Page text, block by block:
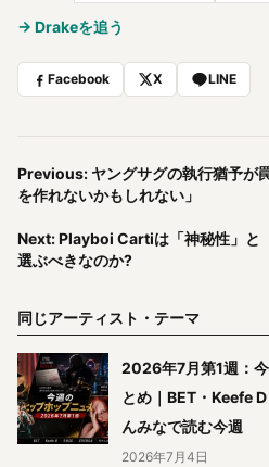
→ Drakeを追う
Facebook X LINE
Previous: ヤングサグの執行猶予が
を作れないかもしれない」
Next: Playboi Cartiは「神秘性」と
選ぶべきなのか?
同じアーティスト・テーマ
2026年7月第1週：
とめ｜BET・Keefe
んみなで読む今週
2026年7月4日